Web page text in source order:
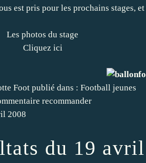
est pris pour les prochains stages,
Les photos du stage
Cliquez ici
Foot publié dans : Football jeunes
recommander
2008
du 19